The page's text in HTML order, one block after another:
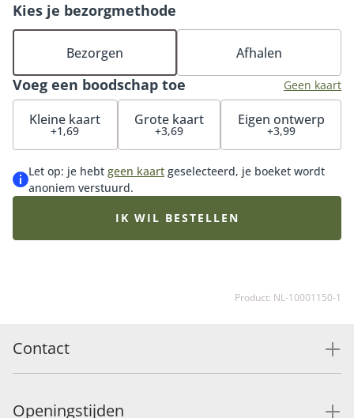
aandacht en liefde geschikt voor jou, door de lokale
Fleurop bloemist. Het boeket Mooi gebaar bevat onder
meer een prachtige gerbera, roos en alstroemeria. Een
glimlach gegarandeerd. Tip: bestel onze bijpassende
vaas en maak de verrassing compleet.
Voeg een boodschap toe Geen kaart
Kleine kaart
+1,69
Grote kaart
+3,69
Eigen ontwerp
+3,99
Let op: je hebt geen kaart geselecteerd, je boeket wordt
anoniem verstuurd.
Kies je bezorgmethode
Bezorgen Afhalen
IK WIL BESTELLEN
Product: NL-10001150-1
Contact
Openingstijden